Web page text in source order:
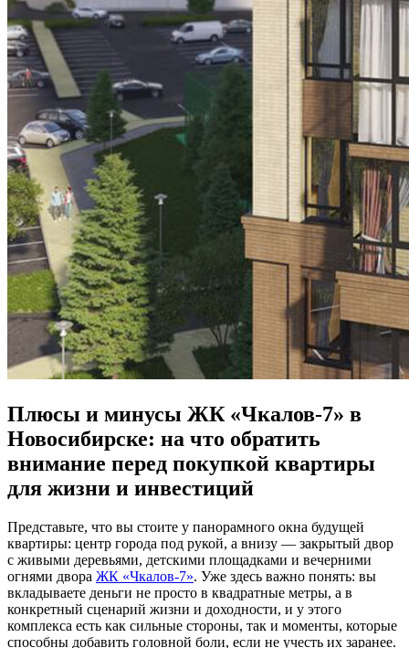
Плюсы и минусы ЖК «Чкалов-7» в
Новосибирске: на что обратить
внимание перед покупкой квартиры
для жизни и инвестиций
Представьте, что вы стоите у панорамного окна будущей
квартиры: центр города под рукой, а внизу — закрытый двор
с живыми деревьями, детскими площадками и вечерними
огнями двора ЖК «Чкалов-7». Уже здесь важно понять: вы
вкладываете деньги не просто в квадратные метры, а в
конкретный сценарий жизни и доходности, и у этого
комплекса есть как сильные стороны, так и моменты, которые
способны добавить головной боли, если не учесть их заранее.